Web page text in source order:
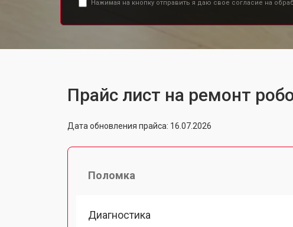
Нажимая на кнопку отправить я даю свое согласие на
Прайс лист на ремонт
Дата обновления прайса: 16.07.2026
Поломка
Диагностика